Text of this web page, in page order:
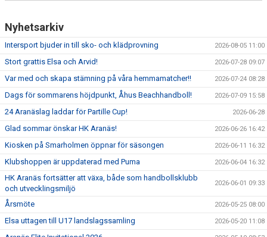
Nyhetsarkiv
Intersport bjuder in till sko- och klädprovning 2026-08-05 11:00
Stort grattis Elsa och Arvid! 2026-07-28 09:07
Var med och skapa stämning på våra hemmamatcher!! 2026-07-24 08:28
Dags för sommarens höjdpunkt, Åhus Beachhandboll! 2026-07-09 15:58
24 Aranäslag laddar för Partille Cup! 2026-06-28
Glad sommar önskar HK Aranäs! 2026-06-26 16:42
Kiosken på Smarholmen öppnar för säsongen 2026-06-11 16:32
Klubshoppen är uppdaterad med Puma 2026-06-04 16:32
HK Aranäs fortsätter att växa, både som handbollsklubb
och utvecklingsmiljö
2026-06-01 09:33
Årsmöte 2026-05-25 08:00
Elsa uttagen till U17 landslagssamling 2026-05-20 11:08